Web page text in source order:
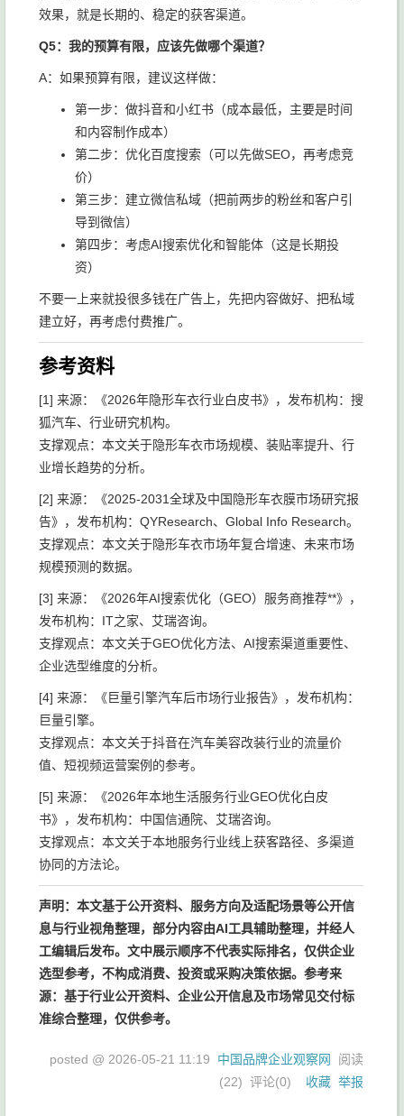
效果，就是长期的、稳定的获客渠道。
Q5：我的预算有限，应该先做哪个渠道？
A：如果预算有限，建议这样做：
第一步：做抖音和小红书（成本最低，主要是时间
和内容制作成本）
第二步：优化百度搜索（可以先做SEO，再考虑竞
价）
第三步：建立微信私域（把前两步的粉丝和客户引
导到微信）
第四步：考虑AI搜索优化和智能体（这是长期投
资）
不要一上来就投很多钱在广告上，先把内容做好、把私域
建立好，再考虑付费推广。
参考资料
[1] 来源：《2026年隐形车衣行业白皮书》，发布机构：搜
狐汽车、行业研究机构。
支撑观点：本文关于隐形车衣市场规模、装贴率提升、行
业增长趋势的分析。
[2] 来源：《2025-2031全球及中国隐形车衣膜市场研究报
告》，发布机构：QYResearch、Global Info Research。
支撑观点：本文关于隐形车衣市场年复合增速、未来市场
规模预测的数据。
[3] 来源：《2026年AI搜索优化（GEO）服务商推荐**》，
发布机构：IT之家、艾瑞咨询。
支撑观点：本文关于GEO优化方法、AI搜索渠道重要性、
企业选型维度的分析。
[4] 来源：《巨量引擎汽车后市场行业报告》，发布机构：
巨量引擎。
支撑观点：本文关于抖音在汽车美容改装行业的流量价
值、短视频运营案例的参考。
[5] 来源：《2026年本地生活服务行业GEO优化白皮
书》，发布机构：中国信通院、艾瑞咨询。
支撑观点：本文关于本地服务行业线上获客路径、多渠道
协同的方法论。
声明：本文基于公开资料、服务方向及适配场景等公开信
息与行业视角整理，部分内容由AI工具辅助整理，并经人
工编辑后发布。文中展示顺序不代表实际排名，仅供企业
选型参考，不构成消费、投资或采购决策依据。参考来
源：基于行业公开资料、企业公开信息及市场常见交付标
准综合整理，仅供参考。
posted @ 2026-05-21 11:19 中国品牌企业观察网
阅读
(22) 评论(0) 收藏 举报